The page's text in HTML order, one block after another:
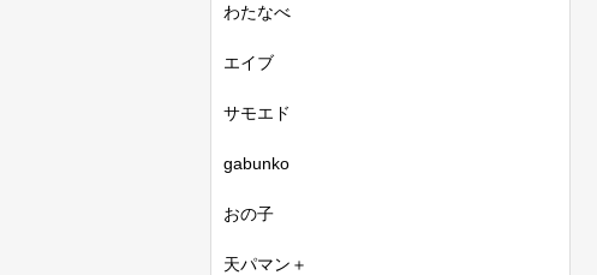
わたなべ
エイブ
サモエド
gabunko
おの子
天パマン＋